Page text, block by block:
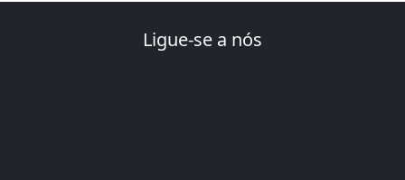
Ligue-se a nós